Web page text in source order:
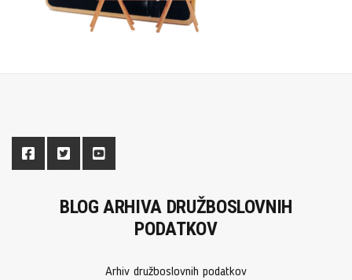
BLOG ARHIVA DRUŽBOSLOVNIH
PODATKOV
Arhiv družboslovnih podatkov